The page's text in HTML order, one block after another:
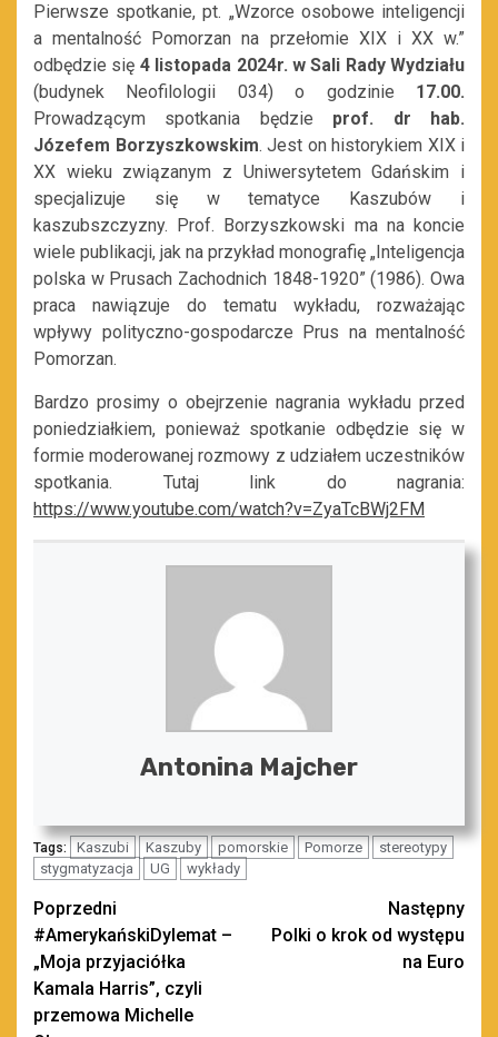
Pierwsze spotkanie, pt. „Wzorce osobowe inteligencji
a mentalność Pomorzan na przełomie XIX i XX w.”
odbędzie się 4 listopada 2024r. w Sali Rady Wydziału
(budynek Neofilologii 034) o godzinie 17.00.
Prowadzącym spotkania będzie prof. dr hab.
Józefem Borzyszkowskim. Jest on historykiem XIX i
XX wieku związanym z Uniwersytetem Gdańskim i
specjalizuje się w tematyce Kaszubów i
kaszubszczyzny. Prof. Borzyszkowski ma na koncie
wiele publikacji, jak na przykład monografię „Inteligencja
polska w Prusach Zachodnich 1848-1920” (1986). Owa
praca nawiązuje do tematu wykładu, rozważając
wpływy polityczno-gospodarcze Prus na mentalność
Pomorzan.
Bardzo prosimy o obejrzenie nagrania wykładu przed
poniedziałkiem, ponieważ spotkanie odbędzie się w
formie moderowanej rozmowy z udziałem uczestników
spotkania. Tutaj link do nagrania:
https://www.youtube.com/watch?v=ZyaTcBWj2FM
Antonina Majcher
Tags: Kaszubi Kaszuby pomorskie Pomorze
stereotypy
stygmatyzacja
UG wykłady
Zobacz
wpisy
Poprzedni
#AmerykańskiDylemat –
„Moja przyjaciółka
Kamala Harris”, czyli
przemowa Michelle
Następny
Polki o krok od występu
na Euro